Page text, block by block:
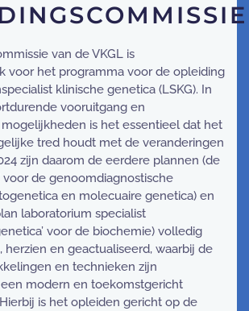
van de VKGL is
voor het programma voor de opleiding
klinische genetica (LSKG). In
vooruitgang en
is het essentieel dat het
tred houdt met de veranderingen
zijn daarom de eerdere plannen (de
voor de genoomdiagnostische
en molecuaire genetica) en
laboratorium specialist
voor de biochemie) volledig
herzien en geactualiseerd, waarbij de
en technieken zijn
modern en toekomstgericht
is het opleiden gericht op de